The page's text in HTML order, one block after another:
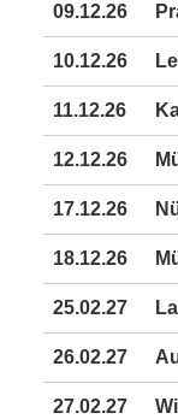
09.12.26
10.12.26
11.12.26
12.12.26
17.12.26
18.12.26
25.02.27
26.02.27
27.02.27